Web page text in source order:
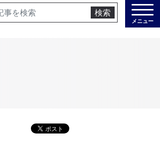
検索
メニュー